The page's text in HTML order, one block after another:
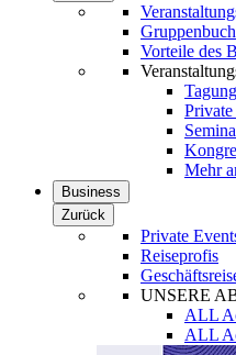
Vorteile des
Tagung
Private
Mehr
Business
Zurück
Private
Reiseprofis
UNSERE
ALL
ALL